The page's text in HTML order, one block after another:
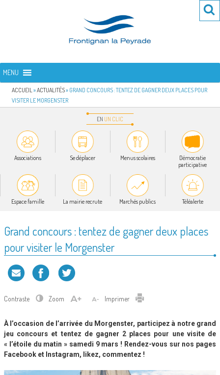
FRONTIGNAN LA PEYRADE
MENU
ACCUEIL »ACTUALITÉS» GRAND CONCOURS : TENTEZ DE GAGNER DEUX PLACES POUR
VISITER LE MORGENSTER
EN UN CLIC
Associations Se déplacer Menus scolaires
Démocratie
participative
Espace famille La mairie recrute Marchés publics Téléalerte
Grand concours : tentez de gagner deux places
pour visiter le Morgenster
Contraste Zoom Imprimer
À l’occasion de l’arrivée du Morgenster, participez à notre grand
jeu concours et tentez de gagner 2 places pour une visite de
« l’étoile du matin » samedi 9 mars ! Rendez-vous sur nos pages
Facebook et Instagram, likez, commentez !